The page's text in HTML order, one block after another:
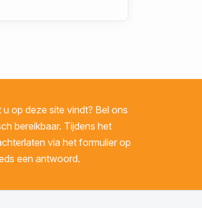
op deze site vindt? Bel ons
bereikbaar. Tijdens het
via het formulier op
een antwoord.